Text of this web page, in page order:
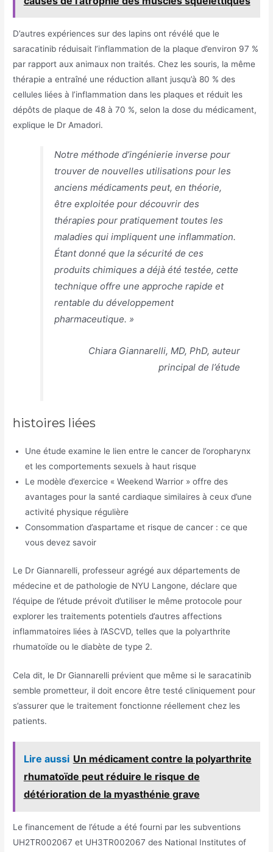
D’autres expériences sur des lapins ont révélé que le
saracatinib réduisait l’inflammation de la plaque d’environ 97 %
par rapport aux animaux non traités. Chez les souris, la même
thérapie a entraîné une réduction allant jusqu’à 80 % des
cellules liées à l’inflammation dans les plaques et réduit les
dépôts de plaque de 48 à 70 %, selon la dose du médicament,
explique le Dr Amadori.
Notre méthode d’ingénierie inverse pour
trouver de nouvelles utilisations pour les
anciens médicaments peut, en théorie,
être exploitée pour découvrir des
thérapies pour pratiquement toutes les
maladies qui impliquent une inflammation.
Étant donné que la sécurité de ces
produits chimiques a déjà été testée, cette
technique offre une approche rapide et
rentable du développement
pharmaceutique. »
Chiara Giannarelli, MD, PhD, auteur
principal de l’étude
histoires liées
Une étude examine le lien entre le cancer de l’oropharynx
et les comportements sexuels à haut risque
Le modèle d’exercice « Weekend Warrior » offre des
avantages pour la santé cardiaque similaires à ceux d’une
activité physique régulière
Consommation d’aspartame et risque de cancer : ce que
vous devez savoir
Le Dr Giannarelli, professeur agrégé aux départements de
médecine et de pathologie de NYU Langone, déclare que
l’équipe de l’étude prévoit d’utiliser le même protocole pour
explorer les traitements potentiels d’autres affections
inflammatoires liées à l’ASCVD, telles que la polyarthrite
rhumatoïde ou le diabète de type 2.
Cela dit, le Dr Giannarelli prévient que même si le saracatinib
semble prometteur, il doit encore être testé cliniquement pour
s’assurer que le traitement fonctionne réellement chez les
patients.
Lire aussi Un médicament contre la polyarthrite
rhumatoïde peut réduire le risque de
détérioration de la myasthénie grave
Le financement de l’étude a été fourni par les subventions
UH2TR002067 et UH3TR002067 des National Institutes of